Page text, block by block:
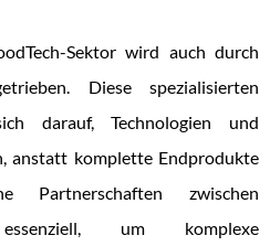
Sektor wird auch durch
Diese spezialisierten
darauf, Technologien und
anstatt komplette Endprodukte
Partnerschaften zwischen
um komplexe